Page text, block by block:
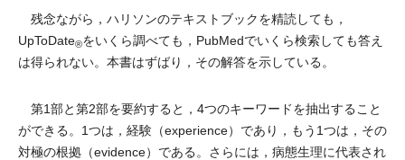
残念ながら，ハリソンのテキストブックを精読しても，
UpToDate®をいくら調べても，PubMedでいくら検索しても答え
は得られない。本書はずばり，その解答を示している。
第1部と第2部を要約すると，4つのキーワードを抽出すること
ができる。1つは，経験（experience）であり，もう1つは，その
対極の根拠（evidence）である。さらには，病態生理に代表され